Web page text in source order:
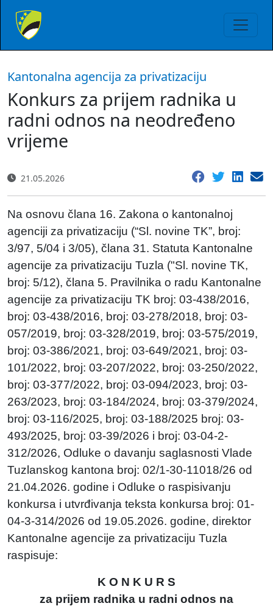
Kantonalna agencija za privatizaciju
Konkurs za prijem radnika u
radni odnos na neodređeno
vrijeme
21.05.2026
Na osnovu člana 16. Zakona o kantonalnoj
agenciji za privatizaciju (“Sl. novine TK”, broj:
3/97, 5/04 i 3/05), člana 31. Statuta Kantonalne
agencije za privatizaciju Tuzla ("Sl. novine TK,
broj: 5/12), člana 5. Pravilnika o radu Kantonalne
agencije za privatizaciju TK broj: 03-438/2016,
broj: 03-438/2016, broj: 03-278/2018, broj: 03-
057/2019, broj: 03-328/2019, broj: 03-575/2019,
broj: 03-386/2021, broj: 03-649/2021, broj: 03-
101/2022, broj: 03-207/2022, broj: 03-250/2022,
broj: 03-377/2022, broj: 03-094/2023, broj: 03-
263/2023, broj: 03-184/2024, broj: 03-379/2024,
broj: 03-116/2025, broj: 03-188/2025 broj: 03-
493/2025, broj: 03-39/2026 i broj: 03-04-2-
312/2026, Odluke o davanju saglasnosti Vlade
Tuzlanskog kantona broj: 02/1-30-11018/26 od
21.04.2026. godine i Odluke o raspisivanju
konkursa i utvrđivanja teksta konkursa broj: 01-
04-3-314/2026 od 19.05.2026. godine, direktor
Kantonalne agencije za privatizaciju Tuzla
raspisuje:
K O N K U R S
za prijem radnika u radni odnos na